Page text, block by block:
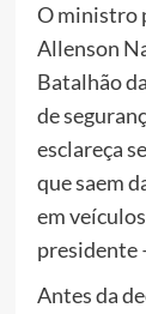
O ministro
Allenson
Batalhão
de
esclareça
que saem
em
presidente
Antes da